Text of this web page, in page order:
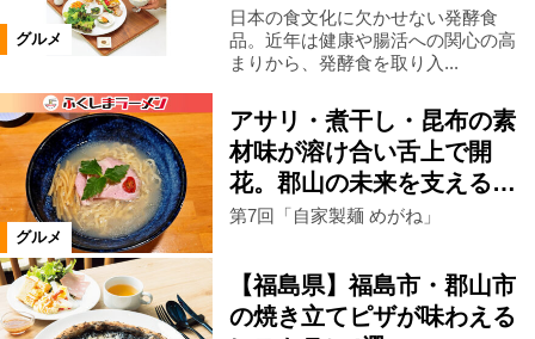
韓国料理 カレー 餃子
アジア料理 日本料理 郷土料理
寿司 魚料理 天ぷら・串揚げ
食事処・レストラン
お好み焼き・もんじゃ たこ焼き
グルメ
日本の食文化に欠かせない発酵食
品。近年は健康や腸活への関心の高
まりから、発酵食を取り入...
グルメ
アサリ・煮干し・昆布の素
材味が溶け合い舌上で開
花。郡山の未来を支える…
第7回「自家製麺 めがね」
【福島県】福島市・郡山市
の焼き立てピザが味わえる